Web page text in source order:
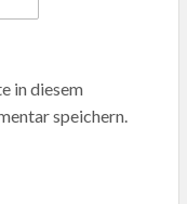
in diesem
speichern.